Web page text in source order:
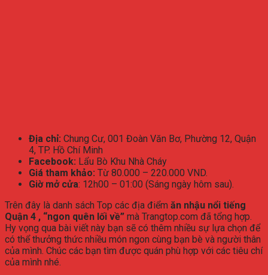
Địa chỉ: Chung Cư, 001 Đoàn Văn Bơ, Phường 12, Quận
4, TP. Hồ Chí Minh
Facebook: Lẩu Bò Khu Nhà Cháy
Giá tham khảo: Từ 80.000 – 220.000 VND.
Giờ mở cửa: 12h00 – 01:00 (Sáng ngày hôm sau).
Trên đây là danh sách Top các địa điểm ăn nhậu nổi tiếng
Quận 4 , “ngon quên lối về” mà Trangtop.com đã tổng hợp.
Hy vọng qua bài viết này bạn sẽ có thêm nhiều sự lựa chọn để
có thể thưởng thức nhiều món ngon cùng bạn bè và người thân
của mình. Chúc các bạn tìm được quán phù hợp với các tiêu chí
của mình nhé.